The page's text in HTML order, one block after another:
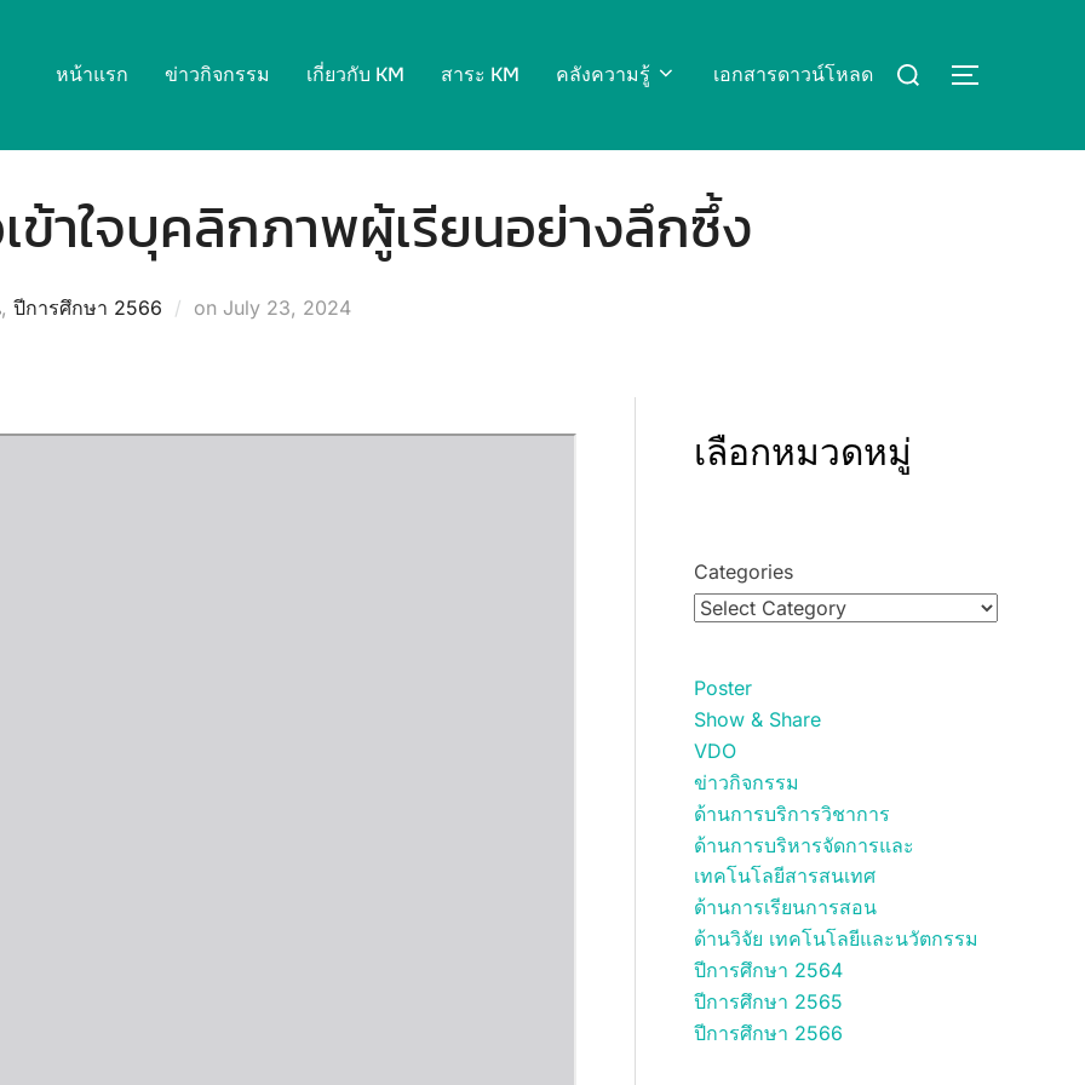
หน้าแรก ข่าวกิจกรรม เกี่ยวกับ KM สาระ KM คลังความรู้ เอกสารดาวน์โหลด
Search
TOGGLE
ข้าใจบุคลิกภาพผู้เรียนอย่างลึกซึ้ง
, ปีการศึกษา 2566 on Posted
July 23, 2024
เลือกหมวดหมู่
Categories
Poster
Show & Share
VDO
ข่าวกิจกรรม
ด้านการบริการวิชาการ
ด้านการบริหารจัดการและ
เทคโนโลยีสารสนเทศ
ด้านการเรียนการสอน
ด้านวิจัย เทคโนโลยีและนวัตกรรม
ปีการศึกษา 2564
ปีการศึกษา 2565
ปีการศึกษา 2566